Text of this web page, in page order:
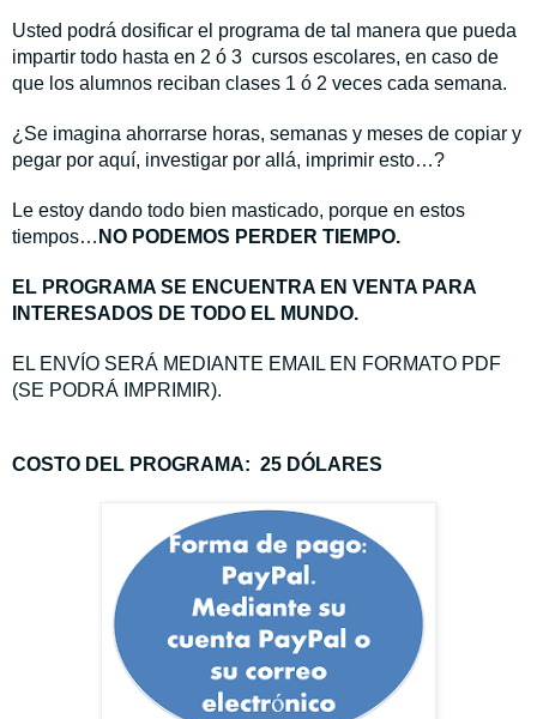
Usted podrá dosificar el programa de tal manera que pueda
impartir todo hasta en 2 ó 3 cursos escolares, en caso de
que los alumnos reciban clases 1 ó 2 veces cada semana.
¿Se imagina ahorrarse horas, semanas y meses de copiar y
pegar por aquí, investigar por allá, imprimir esto…?
Le estoy dando todo bien masticado, porque en estos
tiempos… NO PODEMOS PERDER TIEMPO.
EL PROGRAMA SE ENCUENTRA EN VENTA PARA
INTERESADOS DE TODO EL MUNDO.
EL ENVÍO SERÁ MEDIANTE EMAIL EN FORMATO PDF
(SE PODRÁ IMPRIMIR).
COSTO DEL PROGRAMA: 25 DÓLARES